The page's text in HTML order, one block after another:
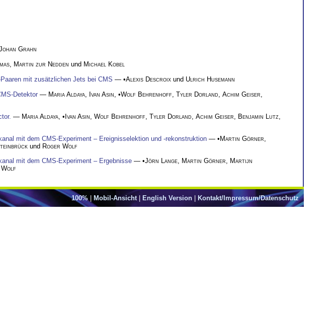
Grahn
Martin zur Nedden und Michael Kobel
mit zusätzlichen Jets bei CMS — •Alexis Descroix und Ulrich Husemann
Detektor — Maria Aldaya Ivan Asin , •Wolf Behrenhoff Tyler Dorland Achim Geiser
— Maria Aldaya , •Ivan Asin Wolf Behrenhoff Tyler Dorland Achim Geiser Benjamin Lutz
mit dem CMS-Experiment – Ereignisselektion und -rekonstruktion — •Martin Görner
und Roger Wolf
mit dem CMS-Experiment – Ergebnisse — •Jörn Lange Martin Görner
Martijn
Wolf
100%| Mobil-Ansicht | English Version | Kontakt/Impressum/Datenschutz